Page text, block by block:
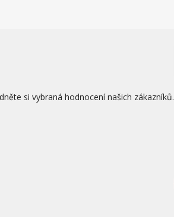
si vybraná hodnocení našich zákazníků.